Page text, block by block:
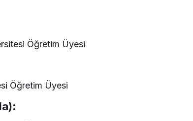
Öğretim Üyesi
Öğretim Üyesi